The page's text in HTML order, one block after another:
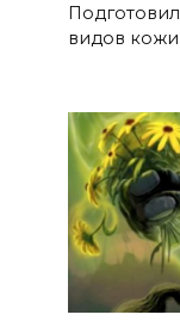
видов кожи